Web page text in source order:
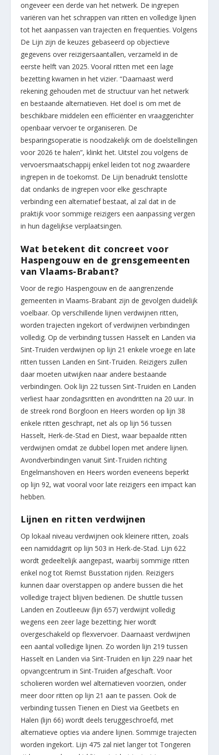
ongeveer een derde van het netwerk. De ingrepen
variëren van het schrappen van ritten en volledige lijnen
tot het aanpassen van trajecten en frequenties. Volgens
De Lijn zijn de keuzes gebaseerd op objectieve
gegevens over reizigersaantallen, verzameld in de
eerste helft van 2025. Vooral ritten met een lage
bezetting kwamen in het vizier. “Daarnaast werd
rekening gehouden met de structuur van het netwerk
en bestaande alternatieven. Het doel is om met de
beschikbare middelen een efficiënter en vraaggerichter
openbaar vervoer te organiseren. De
besparingsoperatie is noodzakelijk om de doelstellingen
voor 2026 te halen”, klinkt het. Uitstel zou volgens de
vervoersmaatschappij enkel leiden tot nog zwaardere
ingrepen in de toekomst. De Lijn benadrukt tenslotte
dat ondanks de ingrepen voor elke geschrapte
verbinding een alternatief bestaat, al zal dat in de
praktijk voor sommige reizigers een aanpassing vergen
in hun dagelijkse verplaatsingen.
Wat betekent dit concreet voor
Haspengouw en de grensgemeenten
van Vlaams-Brabant?
Voor de regio Haspengouw en de aangrenzende
gemeenten in Vlaams-Brabant zijn de gevolgen duidelijk
voelbaar. Op verschillende lijnen verdwijnen ritten,
worden trajecten ingekort of verdwijnen verbindingen
volledig. Op de verbinding tussen Hasselt en Landen via
Sint-Truiden verdwijnen op lijn 21 enkele vroege en late
ritten tussen Landen en Sint-Truiden. Reizigers zullen
daar moeten uitwijken naar andere bestaande
verbindingen. Ook lijn 22 tussen Sint-Truiden en Landen
verliest haar zondagsritten en avondritten na 20 uur. In
de streek rond Borgloon en Heers worden op lijn 38
enkele ritten geschrapt, net als op lijn 56 tussen
Hasselt, Herk-de-Stad en Diest, waar bepaalde ritten
verdwijnen omdat ze dubbel lopen met andere lijnen.
Avondverbindingen vanuit Sint-Truiden richting
Engelmanshoven en Heers worden eveneens beperkt
op lijn 92, wat vooral voor late reizigers een impact kan
hebben.
Lijnen en ritten verdwijnen
Op lokaal niveau verdwijnen ook kleinere ritten, zoals
een namiddagrit op lijn 503 in Herk-de-Stad. Lijn 622
wordt gedeeltelijk aangepast, waarbij sommige ritten
enkel nog tot Riemst Busstation rijden. Reizigers
kunnen daar overstappen op andere bussen die het
volledige traject blijven bedienen. De shuttle tussen
Landen en Zoutleeuw (lijn 657) verdwijnt volledig
wegens een zeer lage bezetting; hier wordt
overgeschakeld op flexvervoer. Daarnaast verdwijnen
een aantal volledige lijnen. Zo worden lijn 219 tussen
Hasselt en Landen via Sint-Truiden en lijn 229 naar het
opvangcentrum in Sint-Truiden afgeschaft. Voor
scholieren worden wel alternatieven voorzien, onder
meer door ritten op lijn 21 aan te passen. Ook de
verbinding tussen Tienen en Diest via Geetbets en
Halen (lijn 66) wordt deels teruggeschroefd, met
alternatieve opties via andere lijnen. Sommige trajecten
worden ingekort. Lijn 475 zal niet langer tot Tongeren